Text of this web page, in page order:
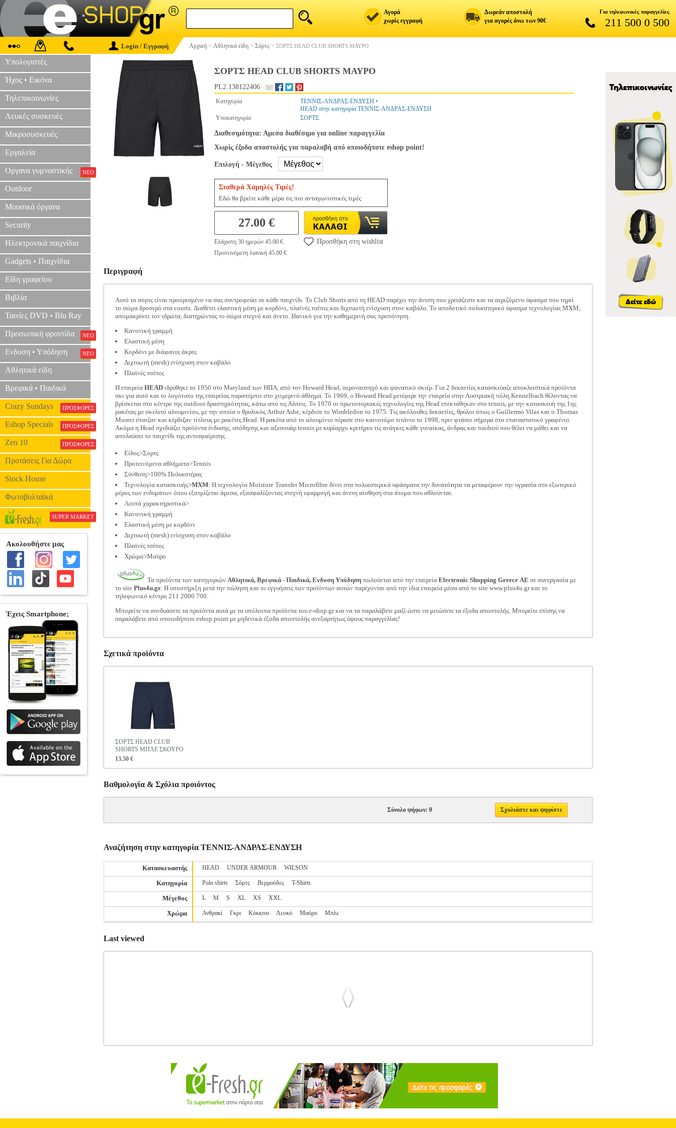
Αγορά
χωρίς εγγραφή
Δωρεάν αποστολή
για αγορές άνω των 90€
Για τηλεφωνικές παραγγελίες
211 500 0 500
Login / Εγγραφή Αρχική > Αθλητικά είδη > Σόρτς > ΣΟΡΤΣ HEAD CLUB SHORTS ΜΑΥΡΟ
Υπολογιστές
Ήχος • Εικόνα
Τηλεπικοινωνίες
Λευκές συσκευές
Μικροσυσκευές
Εργαλεία
Οργανα γυμναστικής ΝΕΟ
Outdoor
Μουσικά όργανα
Security
Ηλεκτρονικά παιχνίδια
Gadgets • Παιχνίδια
Είδη γραφείου
Βιβλία
Ταινίες DVD • Blu Ray
Προσωπική φροντίδα ΝΕΟ
Ενδυση • Υπόδηση ΝΕΟ
Αθλητικά είδη
Βρεφικά • Παιδικά
Crazy Sundays ΠΡΟΣΦΟΡΕΣ
Eshop Specials ΠΡΟΣΦΟΡΕΣ
Zen 10 ΠΡΟΣΦΟΡΕΣ
Προτάσεις Για Δώρα
Stock House
Φωτοβολταϊκά
SUPER MARKET
ΣΟΡΤΣ HEAD CLUB SHORTS ΜΑΥΡΟ
PL2.138122406
Κατηγορία ΤΕΝΝΙΣ-ΑΝΔΡΑΣ-ΕΝΔΥΣΗ •
HEAD στην κατηγορία ΤΕΝΝΙΣ-ΑΝΔΡΑΣ-ΕΝΔΥΣΗ
Υποκατηγορία
ΣΟΡΤΣ
Διαθεσιμότητα: Αμεσα διαθέσιμο για online παραγγελία
Χωρίς έξοδα αποστολής για παραλαβή από οποιοδήποτε eshop point!
Επιλογή - Μέγεθος
Σταθερά Χαμηλές Τιμές!
Εδώ θα βρείτε κάθε μέρα τις πιο ανταγωνιστικές τιμές
27.00 €
Ελάχιστη 30 ημερών 45.00 €
Προτεινόμενη λιανική 45.00 €
Προσθήκη στη wishlist
Περιγραφή
Αυτό το σορτς είναι προορισμένο να σας συντροφεύει σε κάθε παιχνίδι. Το Club Shorts από τη HEAD παρέχει την άνεση που χρειάζεστε και τα αεριζόμενο ύφασμα που τηρεί
το σώμα δροσερό στα courts. Διαθέτει ελαστική μέση με κορδόνι, πλαϊνές τσέπες και διχτυωτή ενίσχυση στον καβάλο. Το αποδοτικό πολυεστερικό ύφασμα τεχνολογίας MXM,
απομακρύνει τον ιδρώτα, διατηρώντας το σώμα στεγνό και άνετο. Ιδανικό για την καθημερινή σας προπόνηση.
Κανονική γραμμή
Ελαστική μέση
Κορδόνι με διάφανες άκρες
Διχτυωτή (mesh) ενίσχυση στον καβάλο
Πλαϊνές τσέπες
Η εταιρεία HEAD ιδρύθηκε το 1950 στο Maryland των ΗΠΑ, από τον Howard Head, αεροναυπηγό και φανατικό σκιέρ. Για 2 δεκαετίες κατασκεύαζε αποκλειστικά προϊόντα
σκι για αυτό και το λογότυπο της εταιρείας παραπέμπει στο χειμερινό άθλημα. Το 1969, ο Howard Head μετέφερε την εταιρεία στην Αυστριακή πόλη Kennelbach θέλοντας να
βρίσκεται στο κέντρο της outdoor δραστηριότητας, κάτω από τις Αλπεις. Το 1970 οι πρωτοποριακές τεχνολογίες της Head επεκτάθηκαν στο tennis, με την κατασκευή της 1ης
ρακέτας με σκελετό αλουμινίου, με την οποία ο θρυλικός Arthur Ashe, κέρδισε το Wimbledon το 1975. Τις ακόλουθες δεκαετίες, θρύλοι όπως ο Guillermo Vilas και ο Thomas
Muster έπαιζαν και κέρδιζαν τίτλους με ρακέτες Head. Η ρακέτα από το αλουμίνιο πέρασε στο καινοτόμο τιτάνιο το 1998, πριν φτάσει σήμερα στο επαναστατικό γραφένιο.
Ακόμα η Head σχεδιάζει προϊόντα ένδυσης, υπόδησης και αξεσουάρ tennis με κυρίαρχο κριτήριο τις ανάγκες κάθε γυναίκας, άνδρας και παιδιού που θέλει να μάθει και να
απολαύσει το παιχνίδι της αντισφαίρισης.
Είδος>Σορτς
Προτεινόμενα αθλήματα>Tennis
Σύνθεση>100% Πολυεστέρας
Τεχνολογία κατασκευής>MXM: Η τεχνολογία Moisture Transfer Microfibre δίνει στα πολυεστερικά υφάσματα την δυνατότητα να μεταφέρουν την υγρασία στο εξωτερικό
μέρος των ενδυμάτων όπου εξατμίζεται άμεσα, εξασφαλίζοντας στεγνή εφαρμογή και άνετη αίσθηση στα άτομα που αθλούνται.
Λοιπά χαρακτηριστικά>
Κανονική γραμμή
Ελαστική μέση με κορδόνι
Διχτυωτή (mesh) ενίσχυση στον καβάλο
Πλαϊνές τσέπες
Χρώμα>Μαύρο
Τα προϊόντα των κατηγοριών Αθλητικά, Βρεφικά - Παιδικά, Ενδυση Υπόδηση πωλούνται από την εταιρεία Electronic Shopping Greece ΑΕ σε συνεργασία με
το site Plus4u.gr. Η υποστήριξη μετά την πώληση και οι εγγυήσεις των προϊόντων αυτών παρέχονται από την ίδια εταιρεία μέσα από το site www.plus4u.gr και το
τηλεφωνικό κέντρο 211 2000 700.
Μπορείτε να συνδυάσετε τα προϊόντα αυτά με τα υπόλοιπα προϊόντα του e-shop.gr και να τα παραλάβετε μαζί ώστε να μειώσετε τα έξοδα αποστολής. Μπορείτε επίσης να
παραλάβετε από οποιοδήποτε eshop point με μηδενικά έξοδα αποστολής ανεξαρτήτως ύψους παραγγελίας!
Σχετικά προϊόντα
ΣΟΡΤΣ HEAD CLUB
SHORTS ΜΠΛΕ ΣΚΟΥΡΟ
13.50 €
Βαθμολογία & Σχόλια προιόντος
Σύνολο ψήφων: 0 Σχολιάστε και ψηφίστε
Αναζήτηση στην κατηγορία ΤΕΝΝΙΣ-ΑΝΔΡΑΣ-ΕΝΔΥΣΗ
Κατασκευαστής HEAD UNDER ARMOUR WILSON
Κατηγορία Polo shirts Σόρτς Βερμούδες T-Shirts
Μέγεθος L M S XL XS XXL
Χρώμα Ανθρακί Γκρι Κόκκινο Λευκό Μαύρο Μπλε
Last viewed
τη HEAD παρέχει την άνεση που χρειάζεστε και τα αεριζόμενο ύφασμα που τηρεί το σώμα δροσερό στα courts. Διαθέτει ελαστική μέση με κορδόνι, πλαϊνές
τσέπες και διχτυωτή ενίσχυση στον καβάλο. Το αποδοτικό πολυεστερικό ύφασμα τεχνολογίας MXM, απομακρύνει τον ιδρώτα, διατηρώντας το σώμα στεγνό
και άνετο. Ιδανικό για την καθημερινή σας προπόνηση. • Κανονική γραμμή• Ελαστική μέση• Κορδόνι με διάφανες άκρες• Διχτυωτή (mesh) ενίσχυση στον
καβάλο• Πλαϊνές τσέπες Η εταιρεία HEAD ιδρύθηκε το 1950 στο Maryland των ΗΠΑ, από τον Howard Head, αεροναυπηγό και φανατικό σκιέρ. Για 2
δεκαετίες κατασκεύαζε αποκλειστικά προϊόντα σκι για αυτό και το λογότυπο της εταιρείας παραπέμπει στο χειμερινό άθλημα. Το 1969, ο Howard Head